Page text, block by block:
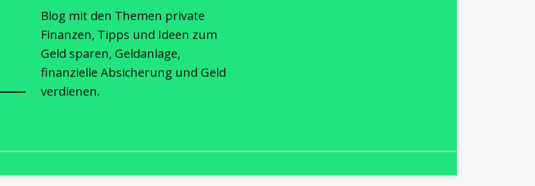
Blog mit den Themen private
Finanzen, Tipps und Ideen zum
Geld sparen, Geldanlage,
finanzielle Absicherung und Geld
verdienen.